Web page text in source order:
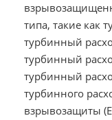
типа, такие как
турбинный
турбинный
турбинный
турбинного
взрывозащиты